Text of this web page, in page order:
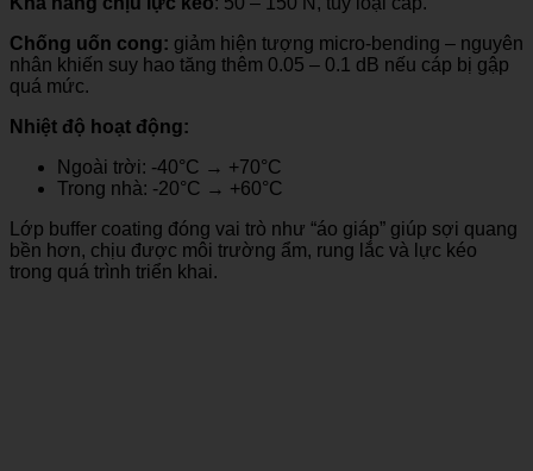
Chống uốn cong: giảm hiện tượng micro-bending – nguyên
nhân khiến suy hao tăng thêm 0.05 – 0.1 dB nếu cáp bị gập
quá mức.
Nhiệt độ hoạt động:
Ngoài trời: -40°C → +70°C
Trong nhà: -20°C → +60°C
Lớp buffer coating đóng vai trò như “áo giáp” giúp sợi quang
bền hơn, chịu được môi trường ẩm, rung lắc và lực kéo
trong quá trình triển khai.